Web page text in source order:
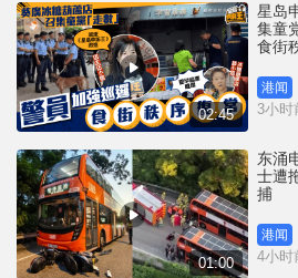
02:45
星岛
集童
食街
港闻
3小时
01:00
东涌
士遭
捕
港闻
4小时